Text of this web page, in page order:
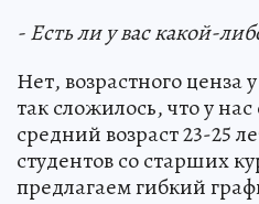
- Есть ли у вас какой-
Нет, возрастного ценза
так сложилось, что у
средний возраст 23-25
студентов со старших
предлагаем гибкий